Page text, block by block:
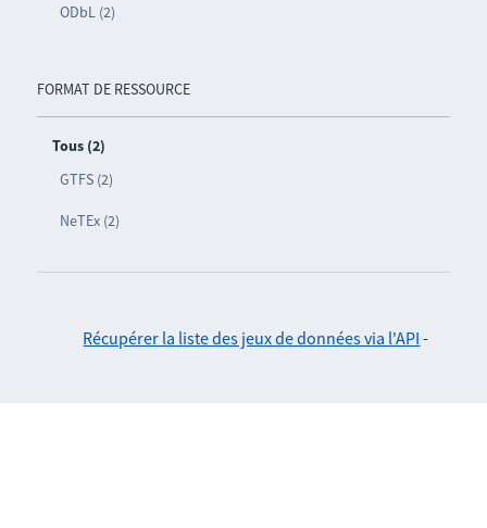
ODbL (2)
FORMAT DE RESSOURCE
Tous (2)
GTFS (2)
NeTEx (2)
Récupérer la liste des jeux de données via l'API -